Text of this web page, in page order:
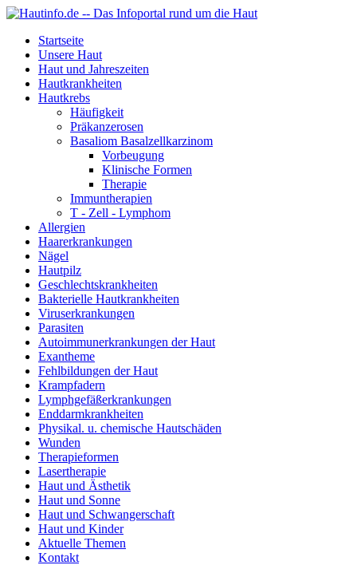
Startseite
Unsere Haut
Haut und Jahreszeiten
Hautkrankheiten
Hautkrebs
Häufigkeit
Präkanzerosen
Basaliom Basalzellkarzinom
Vorbeugung
Klinische Formen
Therapie
Immuntherapien
T - Zell - Lymphom
Allergien
Haarerkrankungen
Nägel
Hautpilz
Geschlechtskrankheiten
Bakterielle Hautkrankheiten
Viruserkrankungen
Parasiten
Autoimmunerkrankungen der Haut
Exantheme
Fehlbildungen der Haut
Krampfadern
Lymphgefäßerkrankungen
Enddarmkrankheiten
Physikal. u. chemische Hautschäden
Wunden
Therapieformen
Lasertherapie
Haut und Ästhetik
Haut und Sonne
Haut und Schwangerschaft
Haut und Kinder
Aktuelle Themen
Kontakt